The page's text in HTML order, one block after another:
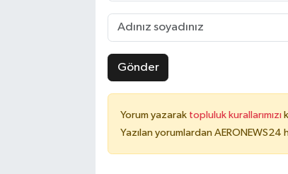
Gönder
Yorum yazarak topluluk kurallarımızı
Yazılan yorumlardan